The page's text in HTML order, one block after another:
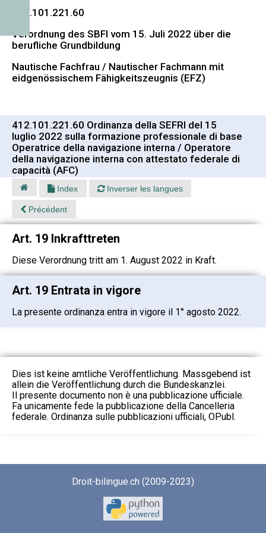
412.101.221.60
Verordnung des SBFI vom 15. Juli 2022 über die
berufliche Grundbildung
Nautische Fachfrau / Nautischer Fachmann mit
eidgenössischem Fähigkeitszeugnis (EFZ)
412.101.221.60 Ordinanza della SEFRI del 15
luglio 2022 sulla formazione professionale di base
Operatrice della navigazione interna / Operatore
della navigazione interna con attestato federale di
capacità (AFC)
Index Inverser les langues
Précédent
Art. 19 Inkrafttreten
Diese Verordnung tritt am 1. August 2022 in Kraft.
Art. 19 Entrata in vigore
La presente ordinanza entra in vigore il 1° agosto 2022.
Dies ist keine amtliche Veröffentlichung. Massgebend ist
allein die Veröffentlichung durch die Bundeskanzlei.
Il presente documento non è una pubblicazione ufficiale.
Fa unicamente fede la pubblicazione della Cancelleria
federale. Ordinanza sulle pubblicazioni ufficiali, OPubl.
Droit-bilingue.ch (2009-2023)